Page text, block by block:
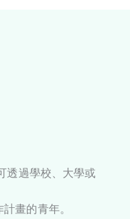
透過學校、大學或
畫的青年。